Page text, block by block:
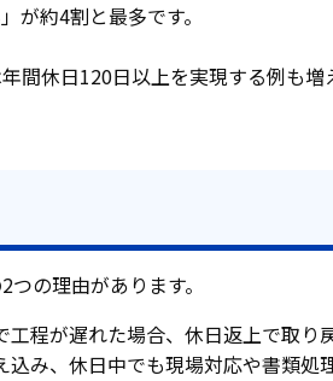
が約4割と最多です。
間休日120日以上を実現する例も増
の理由があります。
程が遅れた場合、休日返上で取り
み、休日中でも現場対応や書類処